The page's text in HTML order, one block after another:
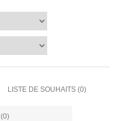
LISTE DE SOUHAITS (0)
(0)